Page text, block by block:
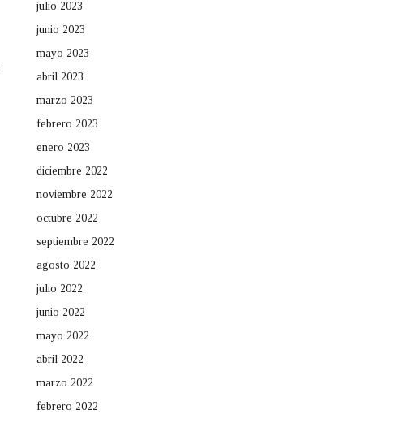
julio 2023
junio 2023
mayo 2023
abril 2023
marzo 2023
febrero 2023
enero 2023
diciembre 2022
noviembre 2022
octubre 2022
septiembre 2022
agosto 2022
julio 2022
junio 2022
mayo 2022
abril 2022
marzo 2022
febrero 2022